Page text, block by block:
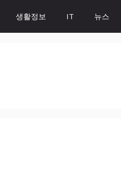
생활정보 IT 뉴스